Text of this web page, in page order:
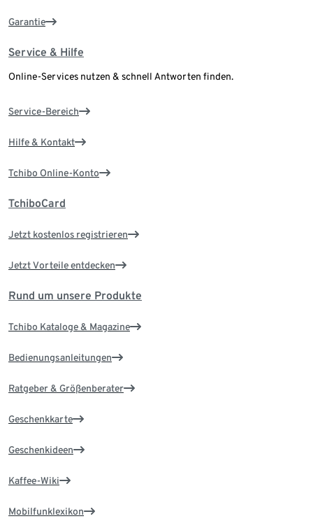
Garantie
Service & Hilfe
Online-Services nutzen & schnell Antworten finden.
Service-Bereich
Hilfe & Kontakt
Tchibo Online-Konto
TchiboCard
Jetzt kostenlos registrieren
Jetzt Vorteile entdecken
Rund um unsere Produkte
Tchibo Kataloge & Magazine
Bedienungsanleitungen
Ratgeber & Größenberater
Geschenkkarte
Geschenkideen
Kaffee-Wiki
Mobilfunklexikon